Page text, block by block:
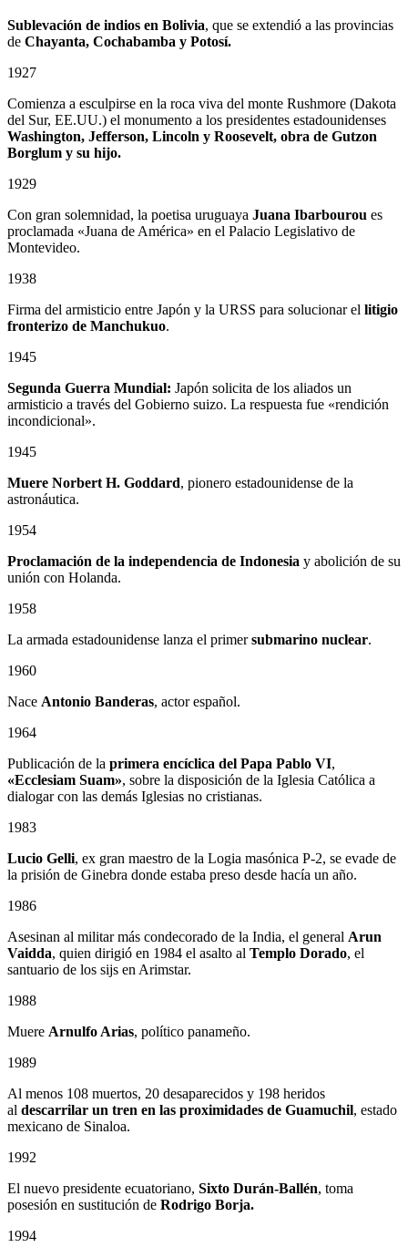
Sublevación de indios en Bolivia, que se extendió a las provincias
de Chayanta, Cochabamba y Potosí.
1927
Comienza a esculpirse en la roca viva del monte Rushmore (Dakota
del Sur, EE.UU.) el monumento a los presidentes estadounidenses
Washington, Jefferson, Lincoln y Roosevelt, obra de Gutzon
Borglum y su hijo.
1929
Con gran solemnidad, la poetisa uruguaya Juana Ibarbourou es
proclamada «Juana de América» en el Palacio Legislativo de
Montevideo.
1938
Firma del armisticio entre Japón y la URSS para solucionar el litigio
fronterizo de Manchukuo.
1945
Segunda Guerra Mundial: Japón solicita de los aliados un
armisticio a través del Gobierno suizo. La respuesta fue «rendición
incondicional».
1945
Muere Norbert H. Goddard, pionero estadounidense de la
astronáutica.
1954
Proclamación de la independencia de Indonesia y abolición de su
unión con Holanda.
1958
La armada estadounidense lanza el primersubmarino nuclear.
1960
Nace Antonio Banderas, actor español.
1964
Publicación de la primera encíclica del Papa Pablo VI,
«Ecclesiam Suam», sobre la disposición de la Iglesia Católica a
dialogar con las demás Iglesias no cristianas.
1983
Lucio Gelli, ex gran maestro de la Logia masónica P-2, se evade de
la prisión de Ginebra donde estaba preso desde hacía un año.
1986
Asesinan al militar más condecorado de la India, el general Arun
Vaidda, quien dirigió en 1984 el asalto al Templo Dorado, el
santuario de los sijs en Arimstar.
1988
Muere Arnulfo Arias, político panameño.
1989
Al menos 108 muertos, 20 desaparecidos y 198 heridos
al descarrilar un tren en las proximidades de Guamuchil, estado
mexicano de Sinaloa.
1992
El nuevo presidente ecuatoriano, Sixto Durán-Ballén, toma
posesión en sustitución de Rodrigo Borja.
1994